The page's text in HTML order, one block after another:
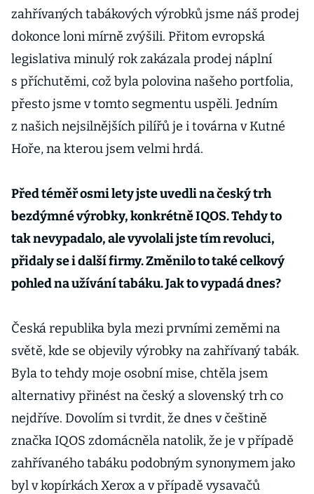
zahřívaných tabákových výrobků jsme náš prodej
dokonce loni mírně zvýšili. Přitom evropská
legislativa minulý rok zakázala prodej náplní
s příchutěmi, což byla polovina našeho portfolia,
přesto jsme v tomto segmentu uspěli. Jedním
z našich nejsilnějších pilířů je i továrna v Kutné
Hoře, na kterou jsem velmi hrdá.
Před téměř osmi lety jste uvedli na český trh
bezdýmné výrobky, konkrétně IQOS. Tehdy to
tak nevypadalo, ale vyvolali jste tím revoluci,
přidaly se i další firmy. Změnilo to také celkový
pohled na užívání tabáku. Jak to vypadá dnes?
Česká republika byla mezi prvními zeměmi na
světě, kde se objevily výrobky na zahřívaný tabák.
Byla to tehdy moje osobní mise, chtěla jsem
alternativy přinést na český a slovenský trh co
nejdříve. Dovolím si tvrdit, že dnes v češtině
značka IQOS zdomácněla natolik, že je v případě
zahřívaného tabáku podobným synonymem jako
byl v kopírkách Xerox a v případě vysavačů